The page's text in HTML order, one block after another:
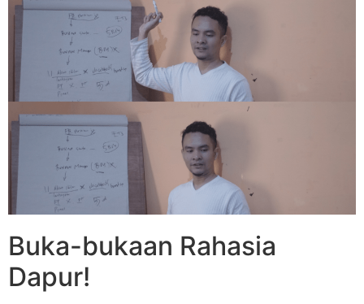
Buka-bukaan Rahasia
Dapur!